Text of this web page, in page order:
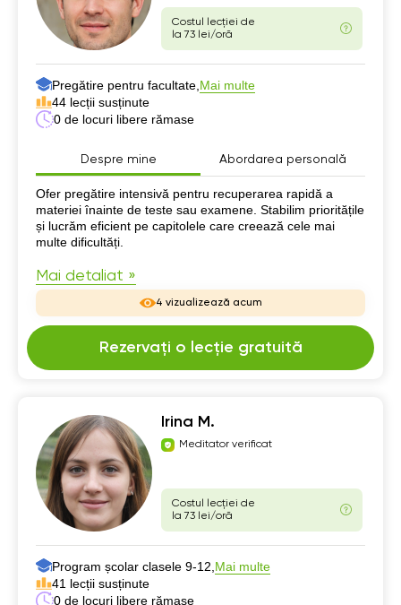
Costul lecției de
la 73 lei/oră
Pregătire pentru facultate, Mai multe
44 lecții susținute
0 de locuri libere rămase
Despre mine Abordarea personală
Despre mine
Ofer pregătire intensivă pentru recuperarea rapidă a
materiei înainte de teste sau examene. Stabilim prioritățile
și lucrăm eficient pe capitolele care creează cele mai
multe dificultăți.
Mai detaliat »
4 vizualizează acum
Rezervați o lecție gratuită
Irina M.
Meditator verificat
Costul lecției de
la 73 lei/oră
Program școlar clasele 9-12, Mai multe
41 lecții susținute
0 de locuri libere rămase